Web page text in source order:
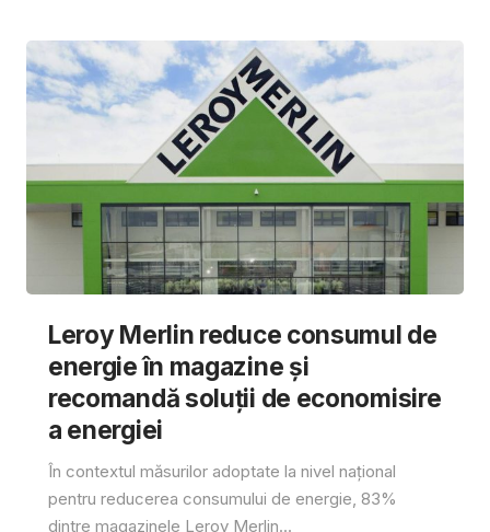
Leroy Merlin reduce consumul de
energie în magazine și
recomandă soluții de economisire
a energiei
În contextul măsurilor adoptate la nivel național
pentru reducerea consumului de energie, 83%
dintre magazinele Leroy Merlin...